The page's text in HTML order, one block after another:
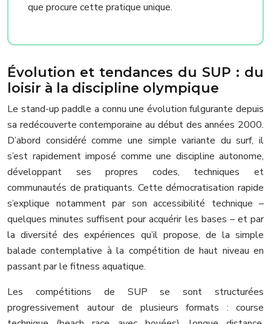
que procure cette pratique unique.
Évolution et tendances du SUP : du
loisir à la discipline olympique
Le stand-up paddle a connu une évolution fulgurante depuis
sa redécouverte contemporaine au début des années 2000.
D’abord considéré comme une simple variante du surf, il
s’est rapidement imposé comme une discipline autonome,
développant ses propres codes, techniques et
communautés de pratiquants. Cette démocratisation rapide
s’explique notamment par son accessibilité technique –
quelques minutes suffisent pour acquérir les bases – et par
la diversité des expériences qu’il propose, de la simple
balade contemplative à la compétition de haut niveau en
passant par le fitness aquatique.
Les compétitions de SUP se sont structurées
progressivement autour de plusieurs formats : course